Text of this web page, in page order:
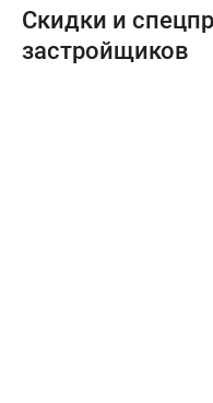
Скидки и
застройщиков